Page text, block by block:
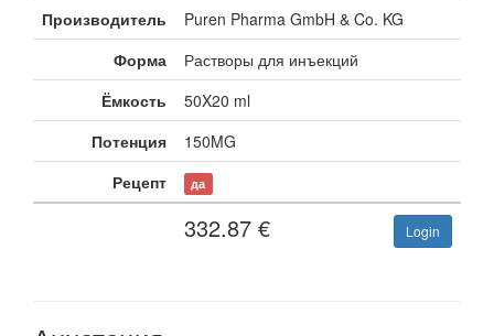
Производитель
Puren Pharma GmbH & Co. KG
Форма
Растворы для инъекций
Ёмкость
50X20 ml
Потенция
150MG
Рецепт
да
332.87 € Login